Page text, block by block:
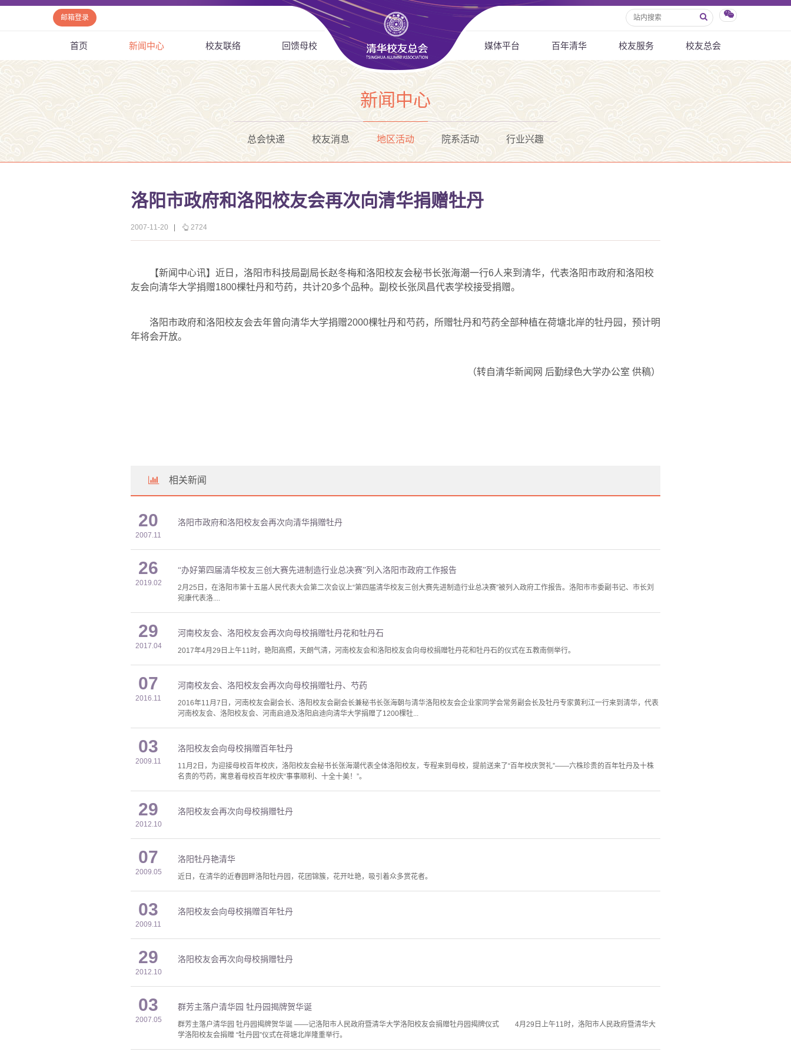
邮箱登录
首页 新闻中心 校友联络 回馈母校 媒体平台 百年清华 校友服务 校友总会
新闻中心
总会快递 校友消息 地区活动 院系活动 行业兴趣
洛阳市政府和洛阳校友会再次向清华捐赠牡丹
2007-11-20 2724
【新闻中心讯】近日，洛阳市科技局副局长赵冬梅和洛阳校友会秘书长张海潮一行6人来到清华，代表洛阳市政府和洛阳校
友会向清华大学捐赠1800棵牡丹和芍药，共计20多个品种。副校长张凤昌代表学校接受捐赠。
洛阳市政府和洛阳校友会去年曾向清华大学捐赠2000棵牡丹和芍药，所赠牡丹和芍药全部种植在荷塘北岸的牡丹园，预计明
年将会开放。
（转自清华新闻网 后勤绿色大学办公室 供稿）
相关新闻
20
2007.11
洛阳市政府和洛阳校友会再次向清华捐赠牡丹
26
2019.02
“办好第四届清华校友三创大赛先进制造行业总决赛”列入洛阳市政府工作报告
2月25日，在洛阳市第十五届人民代表大会第二次会议上“第四届清华校友三创大赛先进制造行业总决赛”被列入政府工作报告。洛阳市市委副书记、市长刘
宛康代表洛....
29
2017.04
河南校友会、洛阳校友会再次向母校捐赠牡丹花和牡丹石
2017年4月29日上午11时，艳阳高照，天朗气清，河南校友会和洛阳校友会向母校捐赠牡丹花和牡丹石的仪式在五教南侧举行。
07
2016.11
河南校友会、洛阳校友会再次向母校捐赠牡丹、芍药
2016年11月7日，河南校友会副会长、洛阳校友会副会长兼秘书长张海朝与清华洛阳校友会企业家同学会常务副会长及牡丹专家黄利江一行来到清华，代表
河南校友会、洛阳校友会、河南启迪及洛阳启迪向清华大学捐赠了1200棵牡...
03
2009.11
洛阳校友会向母校捐赠百年牡丹
11月2日，为迎接母校百年校庆，洛阳校友会秘书长张海潮代表全体洛阳校友，专程来到母校，提前送来了“百年校庆贺礼”——六株珍贵的百年牡丹及十株
名贵的芍药，寓意着母校百年校庆“事事顺利、十全十美！”。
29
2012.10
洛阳校友会再次向母校捐赠牡丹
07
2009.05
洛阳牡丹艳清华
近日，在清华的近春园畔洛阳牡丹园，花团锦簇，花开吐艳，吸引着众多赏花者。
03
2009.11
洛阳校友会向母校捐赠百年牡丹
29
2012.10
洛阳校友会再次向母校捐赠牡丹
03
2007.05
群芳主落户清华园 牡丹园揭牌贺华诞
群芳主落户清华园 牡丹园揭牌贺华诞 ——记洛阳市人民政府暨清华大学洛阳校友会捐赠牡丹园揭牌仪式 4月29日上午11时，洛阳市人民政府暨清华大
学洛阳校友会捐赠 “牡丹园”仪式在荷塘北岸隆重举行。